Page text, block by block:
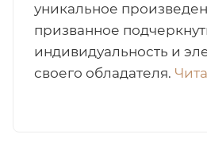
уникальное
призванное
индивидуальность и
своего обладателя.